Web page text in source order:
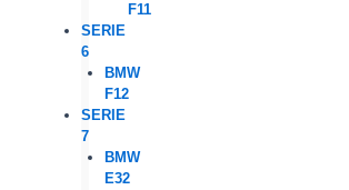
F11
SERIE
6
BMW
F12
SERIE
7
BMW
E32